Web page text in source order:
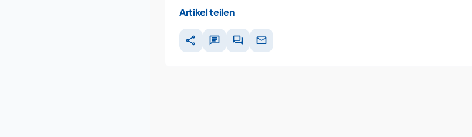
Artikel teilen
share chat forum mail